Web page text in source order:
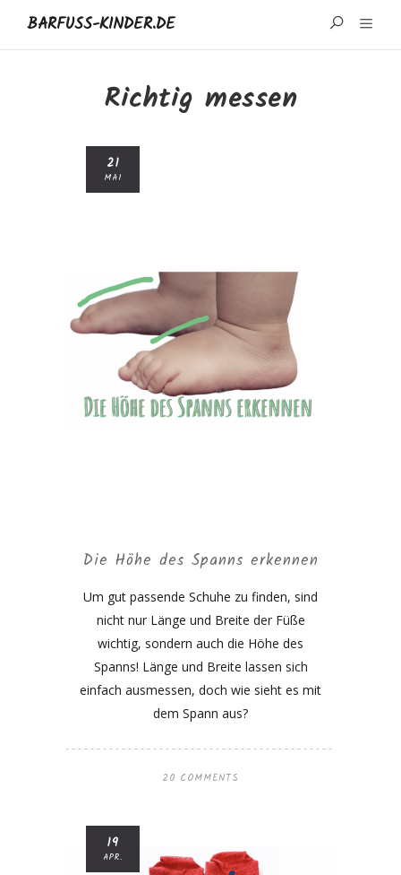
BARFUSS-KINDER.DE
MARKEN UND REZENSIONEN
Richtig messen
21
MAI
Die Höhe des Spanns erkennen
Um gut passende Schuhe zu finden, sind
nicht nur Länge und Breite der Füße
wichtig, sondern auch die Höhe des
Spanns! Länge und Breite lassen sich
einfach ausmessen, doch wie sieht es mit
dem Spann aus?
20 COMMENTS
19
APR.